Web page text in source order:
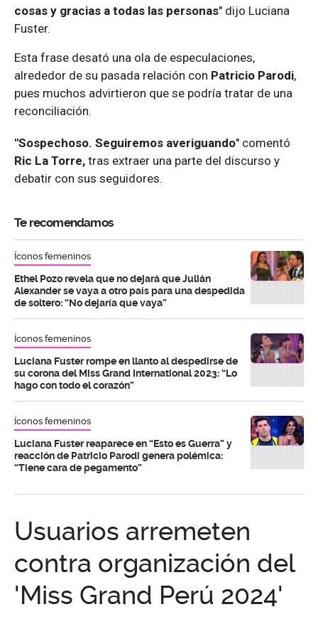
cosas y gracias a todas las personas" dijo Luciana
Fuster.
Esta frase desató una ola de especulaciones,
alrededor de su pasada relación con Patricio Parodi,
pues muchos advirtieron que se podría tratar de una
reconciliación.
"Sospechoso. Seguiremos averiguando" comentó
Ric La Torre, tras extraer una parte del discurso y
debatir con sus seguidores.
Te recomendamos
Íconos femeninos
Ethel Pozo revela que no dejará que Julián
Alexander se vaya a otro país para una despedida
de soltero: “No dejaría que vaya”
Íconos femeninos
Luciana Fuster rompe en llanto al despedirse de
su corona del Miss Grand International 2023: “Lo
hago con todo el corazón”
Íconos femeninos
Luciana Fuster reaparece en “Esto es Guerra” y
reacción de Patricio Parodi genera polémica:
“Tiene cara de pegamento”
Usuarios arremeten
contra organización del
'Miss Grand Perú 2024'